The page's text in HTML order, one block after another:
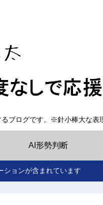
ブログです。※針小棒大な
AI形勢判断
ョンが含まれています